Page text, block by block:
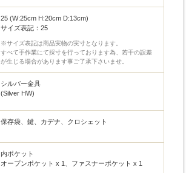
25 (W:25cm H:20cm D:13cm)
サイズ表記：25
※サイズ表記は商品実物の実寸となります。
すべて手作業にて採寸を行っております為、若干の誤差
が生じる場合があります事ご了承下さいませ。
シルバー金具
(Silver HW)
保存袋、鍵、カデナ、クロシェット
内ポケット
オープンポケット x 1、ファスナーポケット x 1